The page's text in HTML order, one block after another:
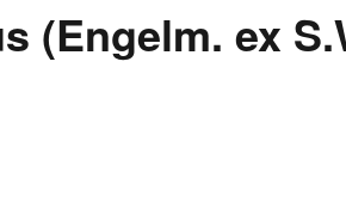
(Engelm. ex